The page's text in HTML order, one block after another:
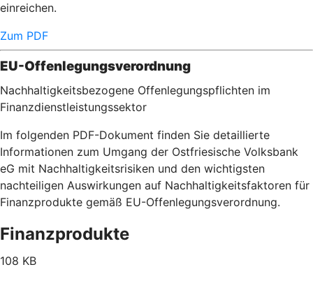
einreichen.
Zum PDF
EU-Offenlegungsverordnung
Nachhaltigkeitsbezogene Offenlegungspflichten im
Finanzdienstleistungssektor
Im folgenden PDF-Dokument finden Sie detaillierte
Informationen zum Umgang der Ostfriesische Volksbank
eG mit Nachhaltigkeitsrisiken und den wichtigsten
nachteiligen Auswirkungen auf Nachhaltigkeitsfaktoren für
Finanzprodukte gemäß EU-Offenlegungsverordnung.
Finanzprodukte
108 KB